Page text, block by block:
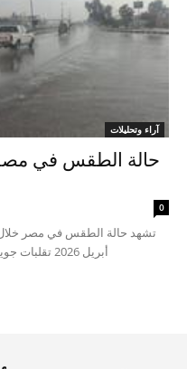
آراء وتحليلات
0
أبريل 2026 تقلبات جوية ملحوظة، بحسب ما أعلنته الهيئة العامة...